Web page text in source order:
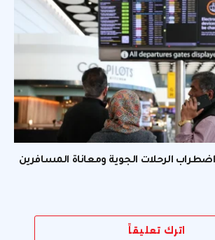
الرحلات الجوية ومعاناة المسافرين
اترك تعليقاً